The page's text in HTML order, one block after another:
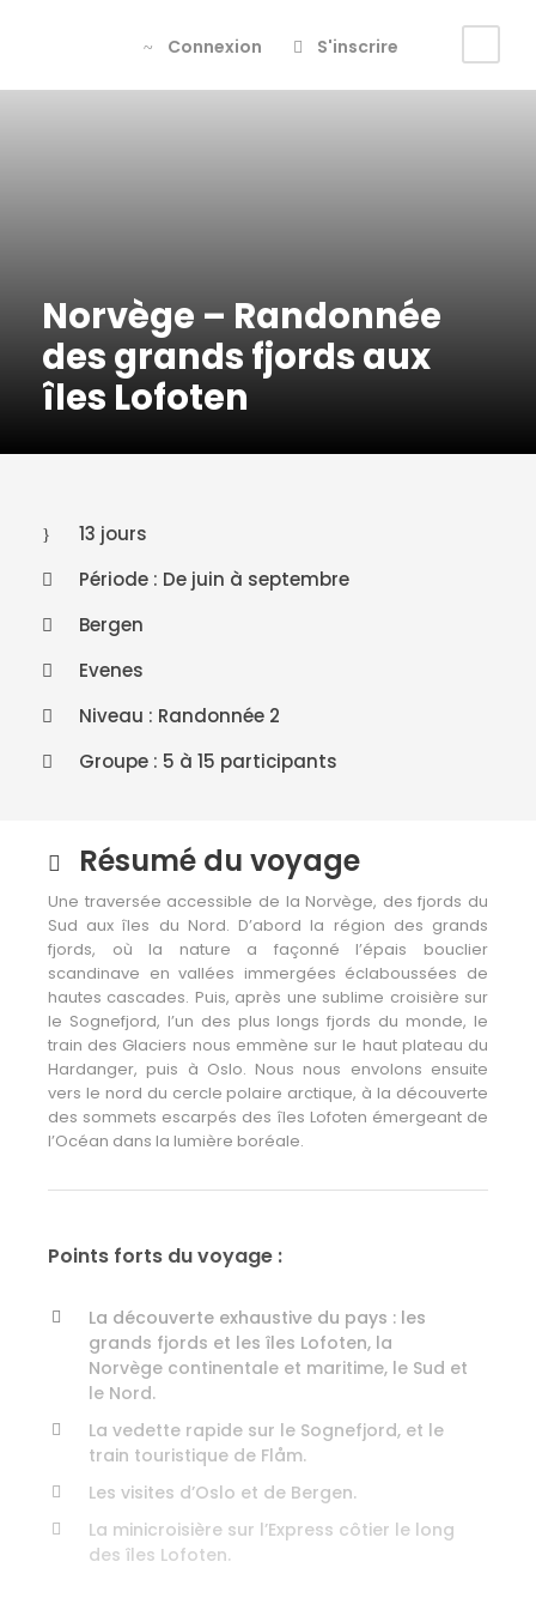
Connexion S'inscrire
Norvège – Randonnée
des grands fjords aux
îles Lofoten
13 jours
Période : De juin à septembre
Bergen
Evenes
Niveau : Randonnée 2
Groupe : 5 à 15 participants
Résumé du voyage
Une traversée accessible de la Norvège, des fjords du
Sud aux îles du Nord. D’abord la région des grands
fjords, où la nature a façonné l’épais bouclier
scandinave en vallées immergées éclaboussées de
hautes cascades. Puis, après une sublime croisière sur
le Sognefjord, l’un des plus longs fjords du monde, le
train des Glaciers nous emmène sur le haut plateau du
Hardanger, puis à Oslo. Nous nous envolons ensuite
vers le nord du cercle polaire arctique, à la découverte
des sommets escarpés des îles Lofoten émergeant de
l’Océan dans la lumière boréale.
Points forts du voyage :
La découverte exhaustive du pays : les
grands fjords et les îles Lofoten, la
Norvège continentale et maritime, le Sud et
le Nord.
La vedette rapide sur le Sognefjord, et le
train touristique de Flåm.
Les visites d’Oslo et de Bergen.
La minicroisière sur l’Express côtier le long
des îles Lofoten.